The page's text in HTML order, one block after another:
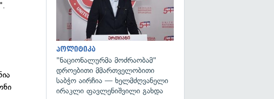
პოლიტიკა
"ნაციონალურმა მოძრაობამ"
დროებითი მმართველობითი
საბჭო აირჩია — ხელმძღვანელი
ირაკლი ფავლენიშვილი გახდა